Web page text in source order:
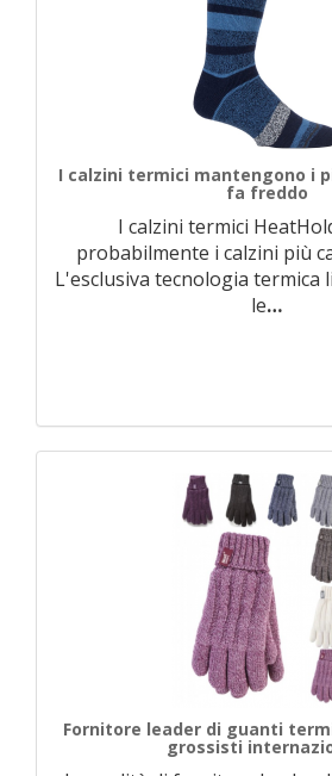
I calzini termici mantengono i
fa freddo
I calzini termici
probabilmente i calzini più
L'esclusiva tecnologia termica
le…
Fornitore leader di guanti
grossisti